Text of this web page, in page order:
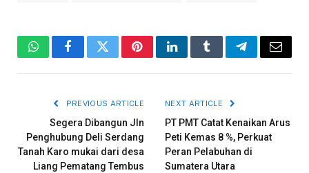
WhatsAppFacebookTwitterPinterestLinkedInTumblrTelegramEmail
PREVIOUS ARTICLE
Segera Dibangun Jln
Penghubung Deli Serdang
Tanah Karo mukai dari desa
Liang Pematang Tembus
NEXT ARTICLE
PT PMT Catat Kenaikan Arus
Peti Kemas 8 %, Perkuat
Peran Pelabuhan di
Sumatera Utara